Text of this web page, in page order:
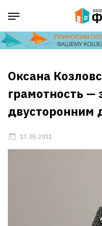
Оксана
грамотность —
двусторонним
17.05.2011